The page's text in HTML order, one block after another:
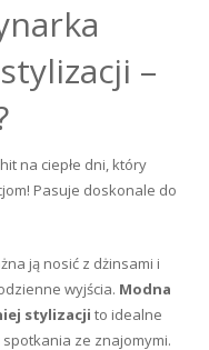
–
na ciepłe dni, który
Pasuje doskonale do
ją nosić z dżinsami i
wyjścia. Modna
stylizacji to idealne
ze znajomymi.